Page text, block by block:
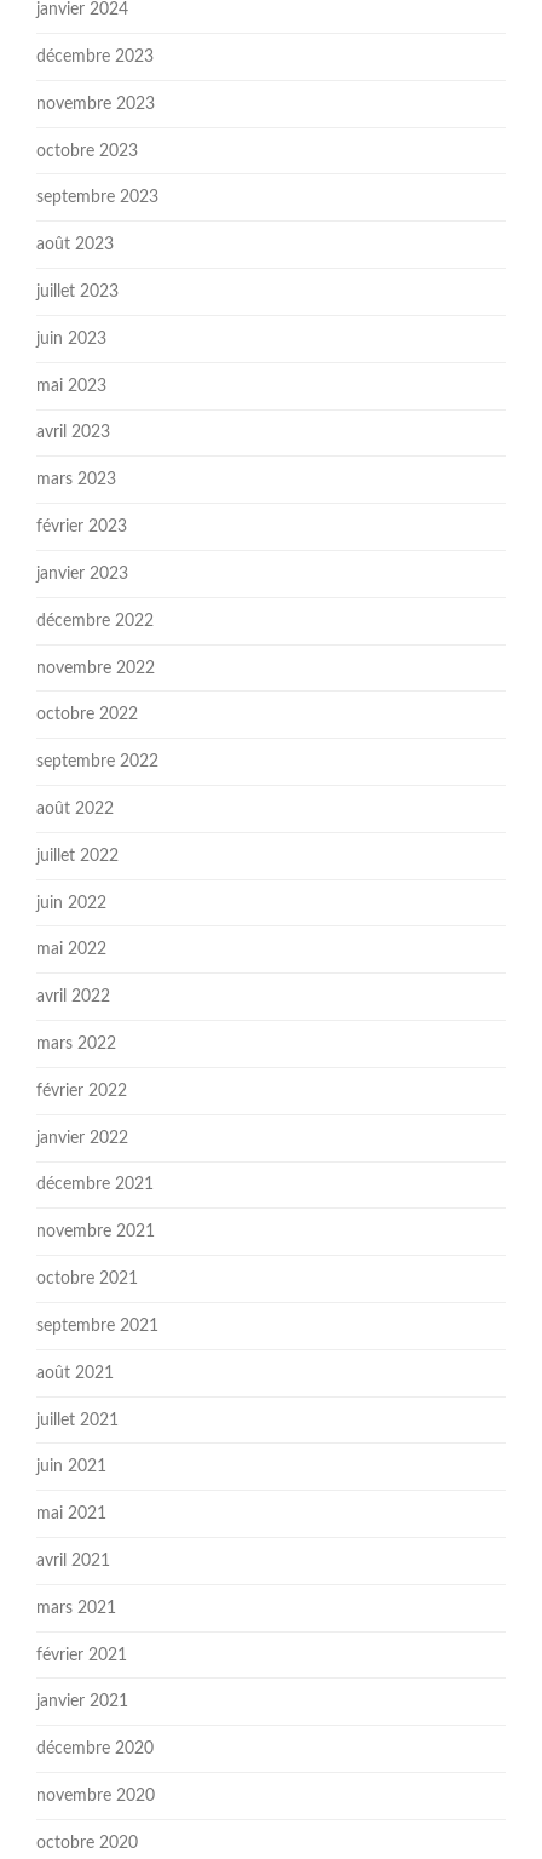
janvier 2024
décembre 2023
novembre 2023
octobre 2023
septembre 2023
août 2023
juillet 2023
juin 2023
mai 2023
avril 2023
mars 2023
février 2023
janvier 2023
décembre 2022
novembre 2022
octobre 2022
septembre 2022
août 2022
juillet 2022
juin 2022
mai 2022
avril 2022
mars 2022
février 2022
janvier 2022
décembre 2021
novembre 2021
octobre 2021
septembre 2021
août 2021
juillet 2021
juin 2021
mai 2021
avril 2021
mars 2021
février 2021
janvier 2021
décembre 2020
novembre 2020
octobre 2020